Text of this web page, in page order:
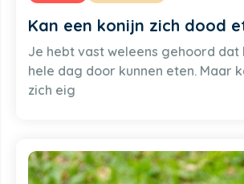
Kan een konijn zich dood
Je hebt vast weleens gehoord dat
hele dag door kunnen eten. Maar
zich eig